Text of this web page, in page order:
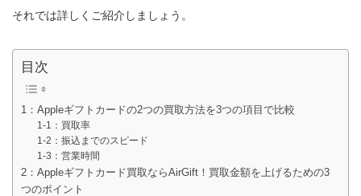
それでは詳しくご紹介しましょう。
目次
1：Appleギフトカードの2つの買取方法を3つの項目で比較
1-1：買取率
1-2：振込までのスピード
1-3：営業時間
2：Appleギフトカード買取ならAirGift！買取金額を上げるための3
つのポイント